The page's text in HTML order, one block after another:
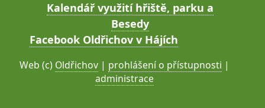
Kalendář využití hřiště, parku a
Besedy
Facebook Oldřichov v Hájích
Web (c) Oldřichov | prohlášení o přístupnosti |
administrace